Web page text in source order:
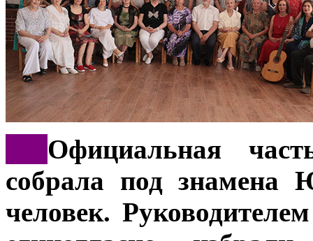
Официальная
собрала под знамена
человек.